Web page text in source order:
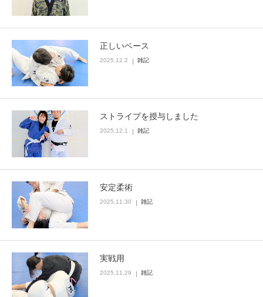
正しいベース
2025.12.2 雑記
ストライプを授与しました
2025.12.1 雑記
安定柔術
2025.11.30 雑記
実戦用
2025.11.29 雑記